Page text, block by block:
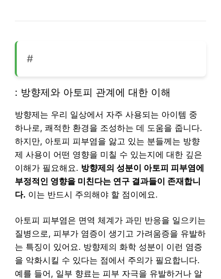
#
: 방향제와 아토피 관계에 대한 이해
방향제는 우리 일상에서 자주 사용되는 아이템 중
하나로, 쾌적한 환경을 조성하는 데 도움을 줍니다.
하지만, 아토피 피부염을 앓고 있는 분들께는 방향
제 사용이 어떤 영향을 미칠 수 있는지에 대한 깊은
이해가 필요해요. 방향제의 성분이 아토피 피부염에
부정적인 영향을 미친다는 연구 결과들이 존재합니
다. 이는 반드시 주의해야 할 점이에요.
아토피 피부염은 면역 체계가 과민 반응을 일으키는
질병으로, 피부가 염증이 생기고 가려움증을 유발하
는 특징이 있어요. 방향제의 화학 성분이 이런 염증
을 악화시킬 수 있다는 점에서 주의가 필요합니다.
예를 들어, 일부 향료는 피부 자극을 유발하거나 알